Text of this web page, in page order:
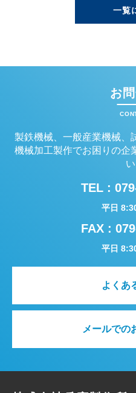
一覧
お
製鉄機械、一般産業機械、
機械加工製作でお困りの企
い
TEL :
平日
FAX :
平日
よくあ
メールでの